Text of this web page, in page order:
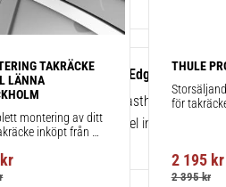
1 st
Thule WingBar Edge 95 cm 1-
Aerodynamisk lasthållare för
körning och enkel installation av
TAKRÄCKE
LÄNNA
montering av ditt
inköpt från
på din bil.
kr
THULE
för
2 195kr
2 395kr